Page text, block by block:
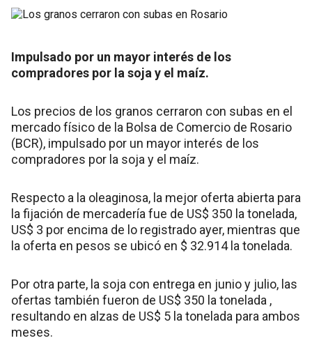
Impulsado por un mayor interés de los
compradores por la soja y el maíz.
Los precios de los granos cerraron con subas en el
mercado físico de la Bolsa de Comercio de Rosario
(BCR), impulsado por un mayor interés de los
compradores por la soja y el maíz.
Respecto a la oleaginosa, la mejor oferta abierta para
la fijación de mercadería fue de US$ 350 la tonelada,
US$ 3 por encima de lo registrado ayer, mientras que
la oferta en pesos se ubicó en $ 32.914 la tonelada.
Por otra parte, la soja con entrega en junio y julio, las
ofertas también fueron de US$ 350 la tonelada ,
resultando en alzas de US$ 5 la tonelada para ambos
meses.